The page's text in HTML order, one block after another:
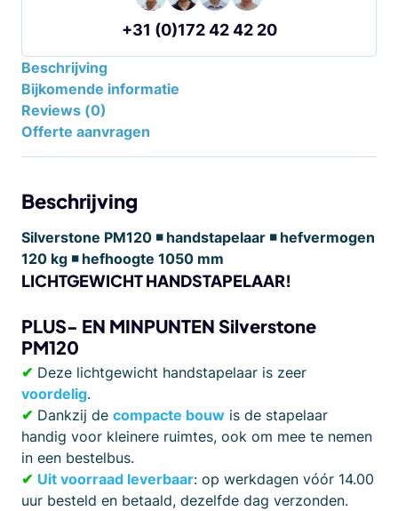
+31 (0)172 42 42 20
Beschrijving
Bijkomende informatie
Reviews (0)
Offerte aanvragen
Beschrijving
Silverstone PM120 ◾ handstapelaar ◾ hefvermogen
120 kg ◾ hefhoogte 1050 mm
LICHTGEWICHT HANDSTAPELAAR!
PLUS- EN MINPUNTEN Silverstone
PM120
✔ Deze lichtgewicht handstapelaar is zeer
voordelig.
✔ Dankzij de compacte bouw is de stapelaar
handig voor kleinere ruimtes, ook om mee te nemen
in een bestelbus.
✔ Uit voorraad leverbaar: op werkdagen vóór 14.00
uur besteld en betaald, dezelfde dag verzonden.